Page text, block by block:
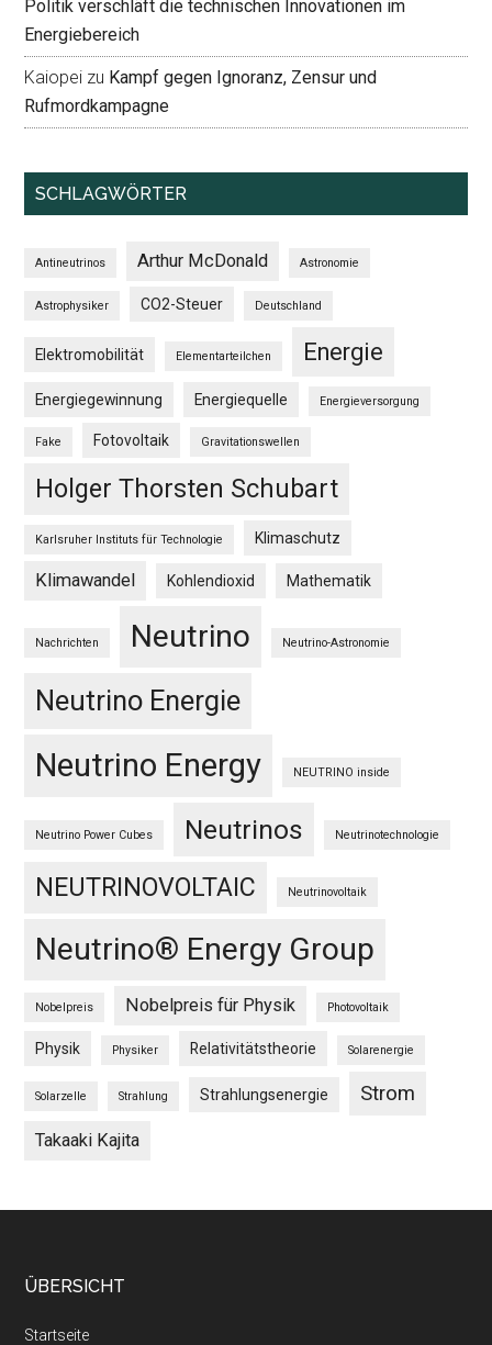
Politik verschläft die technischen Innovationen im
Energiebereich
Kaiopei zu Kampf gegen Ignoranz, Zensur und
Rufmordkampagne
SCHLAGWÖRTER
Antineutrinos Arthur McDonald Astronomie
Astrophysiker CO2-Steuer Deutschland
Elektromobilität Elementarteilchen Energie
Energiegewinnung Energiequelle Energieversorgung
Fake Fotovoltaik Gravitationswellen
Holger Thorsten Schubart
Karlsruher Instituts für Technologie Klimaschutz
Klimawandel Kohlendioxid Mathematik
Nachrichten Neutrino Neutrino-Astronomie
Neutrino Energie
Neutrino Energy NEUTRINO inside
Neutrino Power Cubes Neutrinos Neutrinotechnologie
NEUTRINOVOLTAIC Neutrinovoltaik
Neutrino® Energy Group
Nobelpreis Nobelpreis für Physik Photovoltaik
Physik Physiker Relativitätstheorie Solarenergie
Solarzelle Strahlung Strahlungsenergie Strom
Takaaki Kajita
Footer
ÜBERSICHT
Startseite